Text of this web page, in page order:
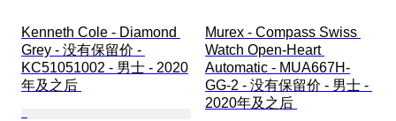
Kenneth Cole - Diamond
Grey - 没有保留价 -
KC51051002 - 男士 - 2020
年及之后
Murex - Compass Swiss
Watch Open-Heart
Automatic - MUA667H-
GG-2 - 没有保留价 - 男士 -
2020年及之后